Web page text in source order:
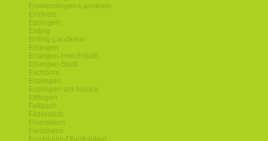
Emmendingen-Landkreis
Enzkreis
Eppingen
Erding
Erding-Landkreis
Erlangen
Erlangen-Hoechstadt
Erlangen-Stadt
Eschborn
Esslingen
Esslingen-am-Neckar
Ettlingen
Fellbach
Filderstadt
Floersheim
Forchheim
Forchheim-Oberfranken